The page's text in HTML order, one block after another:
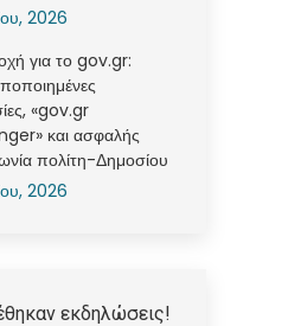
2026
για το gov.gr:
«gov.gr
και ασφαλής
πολίτη-Δημοσίου
2026
εκδηλώσεις!